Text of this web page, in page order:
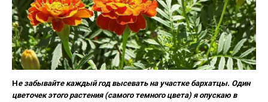
Не забывайте каждый год высевать на участке бархатцы. Один
цветочек этого растения (самого темного цвета) я опускаю в